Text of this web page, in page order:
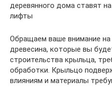
деревянного дома ставят
лифты
Обращаем ваше внимание на
древесина, которые вы
строительства крыльца,
обработки. Крыльцо
влияниям и материалы